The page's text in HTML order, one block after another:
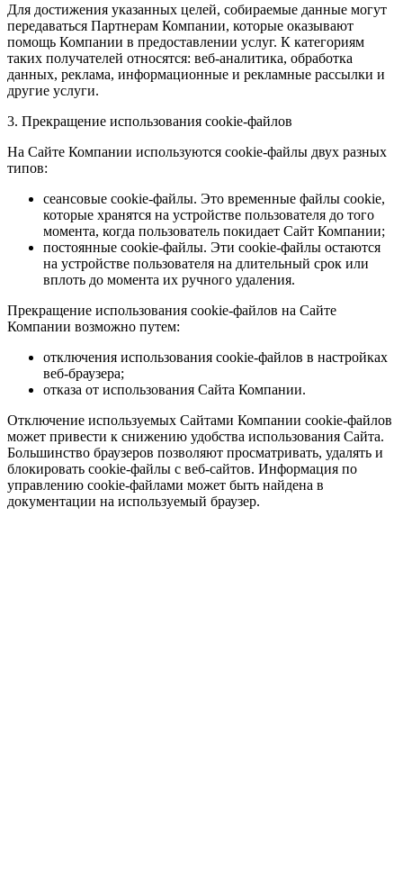
Для достижения указанных целей, собираемые данные могут
передаваться Партнерам Компании, которые оказывают
помощь Компании в предоставлении услуг. К категориям
таких получателей относятся: веб-аналитика, обработка
данных, реклама, информационные и рекламные рассылки и
другие услуги.
3. Прекращение использования cookie-файлов
На Сайте Компании используются cookie-файлы двух разных
типов:
сеансовые cookie-файлы. Это временные файлы cookie,
которые хранятся на устройстве пользователя до того
момента, когда пользователь покидает Сайт Компании;
постоянные cookie-файлы. Эти cookie-файлы остаются
на устройстве пользователя на длительный срок или
вплоть до момента их ручного удаления.
Прекращение использования cookie-файлов на Сайте
Компании возможно путем:
отключения использования cookie-файлов в настройках
веб-браузера;
отказа от использования Сайта Компании.
Отключение используемых Сайтами Компании cookie-файлов
может привести к снижению удобства использования Сайта.
Большинство браузеров позволяют просматривать, удалять и
блокировать cookie-файлы c веб-сайтов. Информация по
управлению cookie-файлами может быть найдена в
документации на используемый браузер.